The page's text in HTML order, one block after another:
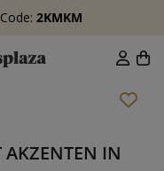
2KMKM
AKZENTEN IN